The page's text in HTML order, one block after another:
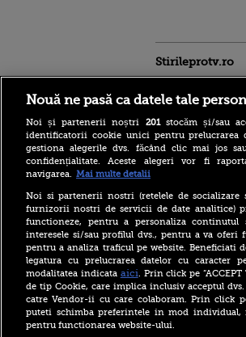
Stirileprotv.ro
merge la piscină
Ce costume de
interzise
O femeie era să
vacanța din cauza
greșeli aparent
a întâmplat la
Billie Eilish, de
nerecunoscut pe
de filmare.
spectaculoasă
Nouă ne pasă ca datele tale
Noi și partenerii noștri 201stocăm și/sau
identificatorii cookie unici pentru prelucrarea
gestiona alegerile dvs. făcând clic mai jos
confidențialitate. Aceste alegeri vor fi
navigarea. Mai multe detalii
Noi si partenerii nostri (retelele de
furnizorii nostri de servicii de date analitice)
functioneze, pentru a personaliza
interesele si/sau profilul dvs., pentru a va oferi
pentru a analiza traficul pe website. Beneficiati
legatura cu prelucrarea datelor cu caracter
modalitatea indicata aici. Prin click pe
de tip Cookie, care implica inclusiv acceptul
catre Vendor-ii cu care colaboram. Prin click pe
puteti schimba preferintele in mod individual,
pentru functionarea website-ului.